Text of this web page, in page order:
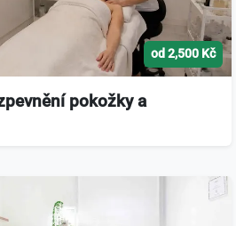
od 2,500 Kč
pokožky a